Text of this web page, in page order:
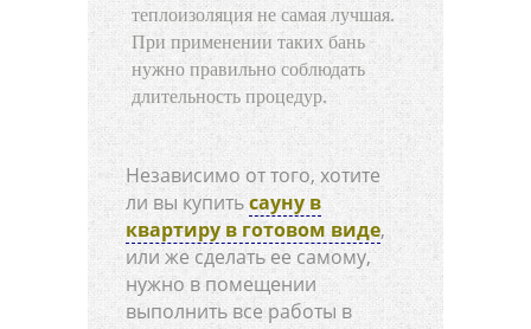
теплоизоляция не самая лучшая.
При применении таких бань
нужно правильно соблюдать
длительность процедур.
Независимо от того, хотите
ли вы купитьсауну в
квартиру в готовом виде,
или же сделать ее самому,
нужно в помещении
выполнить все работы в